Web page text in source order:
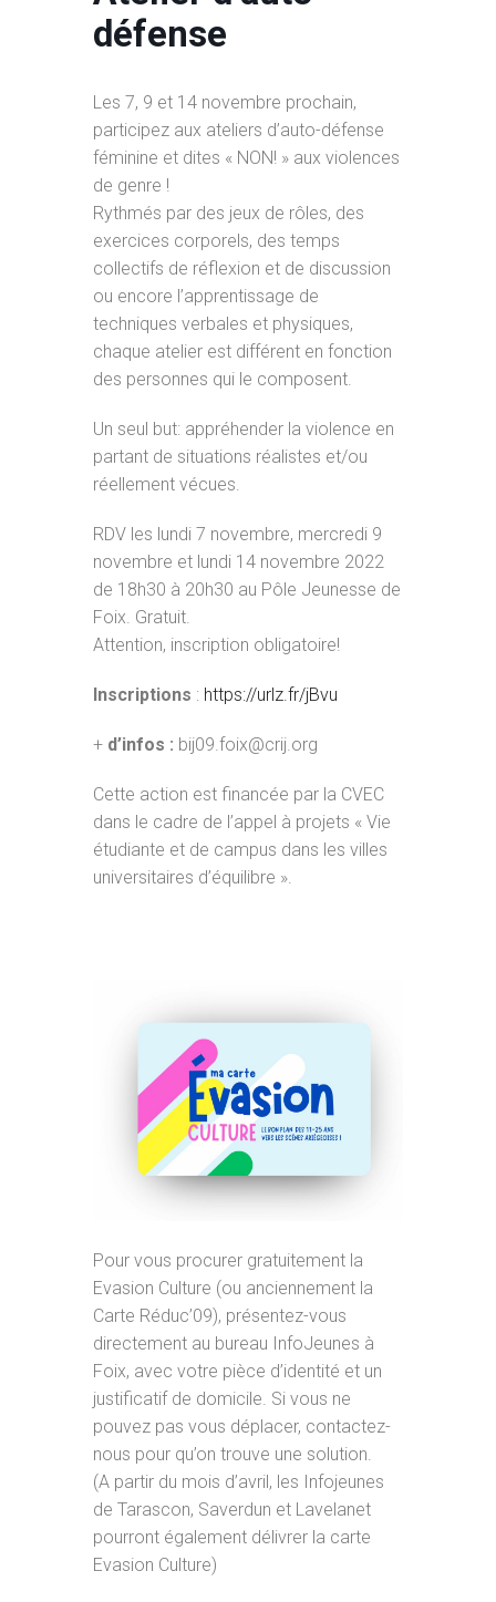
défense
Les 7, 9 et 14 novembre prochain,
participez aux ateliers d’auto-défense
féminine et dites « NON! » aux violences
de genre !
Rythmés par des jeux de rôles, des
exercices corporels, des temps
collectifs de réflexion et de discussion
ou encore l’apprentissage de
techniques verbales et physiques,
chaque atelier est différent en fonction
des personnes qui le composent.
Un seul but: appréhender la violence en
partant de situations réalistes et/ou
réellement vécues.
RDV les lundi 7 novembre, mercredi 9
novembre et lundi 14 novembre 2022
de 18h30 à 20h30 au Pôle Jeunesse de
Foix. Gratuit.
Attention, inscription obligatoire!
Inscriptions : https://urlz.fr/jBvu
+ d’infos : bij09.foix@crij.org
Cette action est financée par la CVEC
dans le cadre de l’appel à projets « Vie
étudiante et de campus dans les villes
universitaires d’équilibre ».
Pour vous procurer gratuitement la
Evasion Culture (ou anciennement la
Carte Réduc’09), présentez-vous
directement au bureau InfoJeunes à
Foix, avec votre pièce d’identité et un
justificatif de domicile. Si vous ne
pouvez pas vous déplacer, contactez-
nous pour qu’on trouve une solution.
(A partir du mois d’avril, les Infojeunes
de Tarascon, Saverdun et Lavelanet
pourront également délivrer la carte
Evasion Culture)